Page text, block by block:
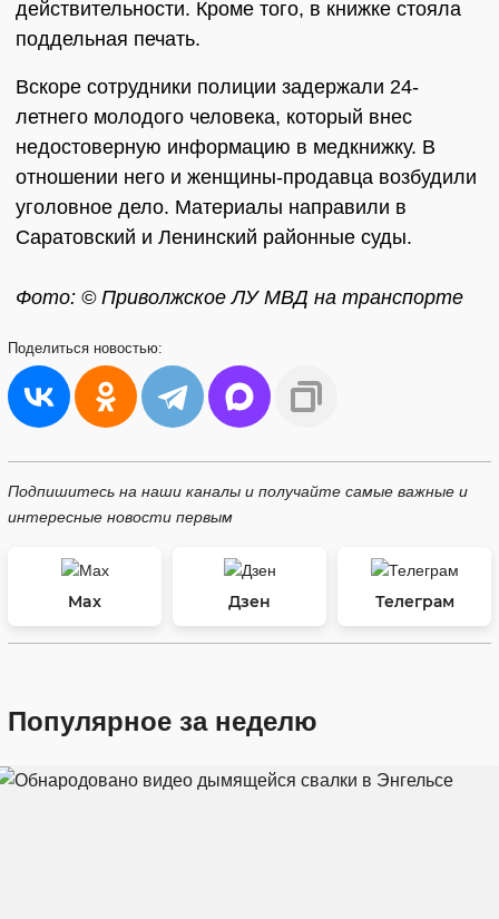
действительности. Кроме того, в книжке стояла
поддельная печать.
Вскоре сотрудники полиции задержали 24-
летнего молодого человека, который внес
недостоверную информацию в медкнижку. В
отношении него и женщины-продавца возбудили
уголовное дело. Материалы направили в
Саратовский и Ленинский районные суды.
Фото: © Приволжское ЛУ МВД на транспорте
Поделиться новостью:
Подпишитесь на наши каналы и получайте самые важные и
интересные новости первым
Max Дзен Телеграм
Популярное за неделю